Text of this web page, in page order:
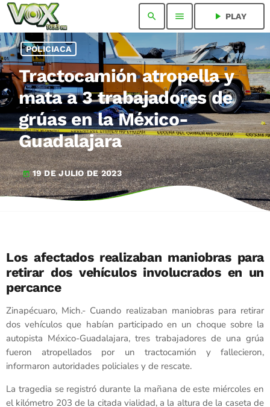
search menu play_arrow PLAY
POLICIACA
Tractocamión atropella y
mata a 3 trabajadores de
grúas en la México-
Guadalajara
today 19 DE JULIO DE 2023
Los afectados realizaban maniobras para
retirar dos vehículos involucrados en un
percance
Zinapécuaro, Mich.- Cuando realizaban maniobras para retirar
dos vehículos que habían participado en un choque sobre la
autopista México-Guadalajara, tres trabajadores de una grúa
fueron atropellados por un tractocamión y fallecieron,
informaron autoridades policiales y de rescate.
La tragedia se registró durante la mañana de este miércoles en
el kilómetro 203 de la citada vialidad, a la altura de la caseta de